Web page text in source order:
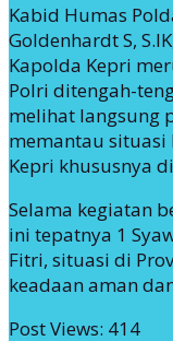
Kabid Humas
Goldenhardt S,
Kapolda Kepri
Polri ditengah-
melihat langsung
memantau situasi
Kepri khususnya
Selama kegiatan
ini tepatnya 1
Fitri, situasi di
keadaan aman
Post Views: 414